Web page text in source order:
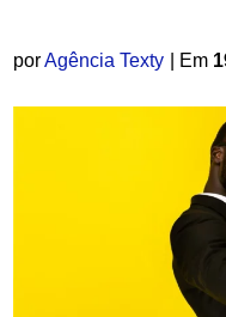
porAgência Texty | Em